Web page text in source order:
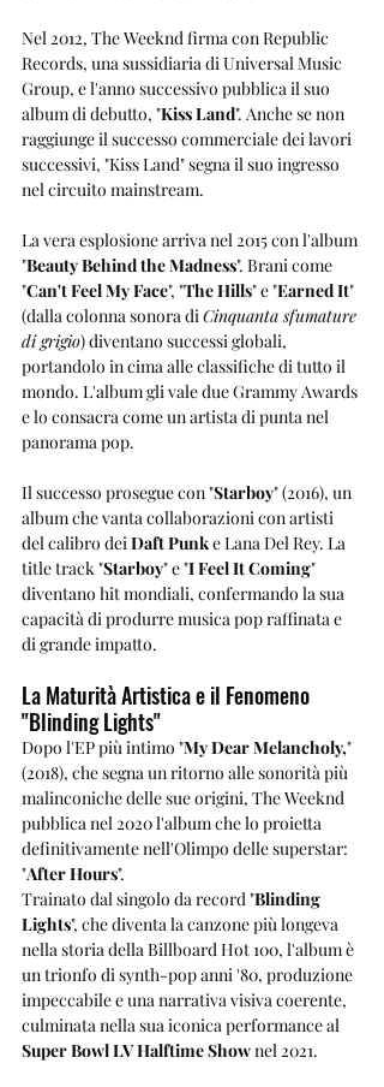
Nel 2012, The Weeknd firma con Republic
Records, una sussidiaria di Universal Music
Group, e l'anno successivo pubblica il suo
album di debutto, "Kiss Land". Anche se non
raggiunge il successo commerciale dei lavori
successivi, "Kiss Land" segna il suo ingresso
nel circuito mainstream.
La vera esplosione arriva nel 2015 con l'album
"Beauty Behind the Madness". Brani come
"Can't Feel My Face", "The Hills" e "Earned It"
(dalla colonna sonora di Cinquanta sfumature
di grigio) diventano successi globali,
portandolo in cima alle classifiche di tutto il
mondo. L'album gli vale due Grammy Awards
e lo consacra come un artista di punta nel
panorama pop.
Il successo prosegue con "Starboy" (2016), un
album che vanta collaborazioni con artisti
del calibro dei Daft Punk e Lana Del Rey. La
title track "Starboy" e "I Feel It Coming"
diventano hit mondiali, confermando la sua
capacità di produrre musica pop raffinata e
di grande impatto.
La Maturità Artistica e il Fenomeno
"Blinding Lights"
Dopo l'EP più intimo "My Dear Melancholy,"
(2018), che segna un ritorno alle sonorità più
malinconiche delle sue origini, The Weeknd
pubblica nel 2020 l'album che lo proietta
definitivamente nell'Olimpo delle superstar:
"After Hours".
Trainato dal singolo da record "Blinding
Lights", che diventa la canzone più longeva
nella storia della Billboard Hot 100, l'album è
un trionfo di synth-pop anni '80, produzione
impeccabile e una narrativa visiva coerente,
culminata nella sua iconica performance al
Super Bowl LV Halftime Show nel 2021.